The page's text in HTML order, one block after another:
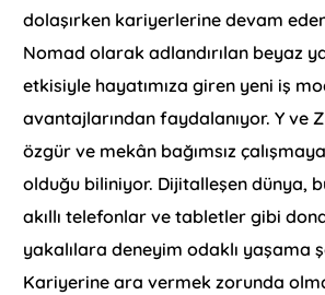
dolaşırken kariyerlerine devam
Nomad olarak adlandırılan beyaz
etkisiyle hayatımıza giren yeni iş
avantajlarından faydalanıyor. Y ve Z
özgür ve mekân bağımsız çalışmaya
olduğu biliniyor. Dijitalleşen dünya,
akıllı telefonlar ve tabletler gibi
yakalılara deneyim odaklı yaşama
Kariyerine ara vermek zorunda